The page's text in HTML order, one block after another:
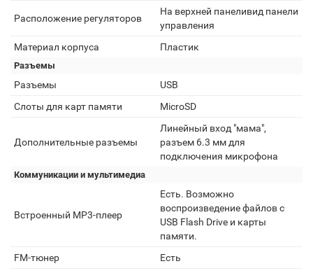
Расположение регуляторов
На верхней панеливид панели
управления
Материал корпуса
Пластик
Разъемы
Разъемы
USB
Слоты для карт памяти
MicroSD
Дополнительные разъемы
Линейный вход "мама",
разъем 6.3 мм для
подключения микрофона
Коммуникации и мультимедиа
Встроенный MP3-плеер
Есть. Возможно
воспроизведение файлов с
USB Flash Drive и карты
памяти.
FM-тюнер
Есть